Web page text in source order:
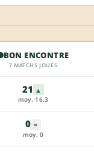
BON ENCONTRE
7 MATCHS JOUÉS
21 ▲
moy. 16.3
0 =
moy. 0